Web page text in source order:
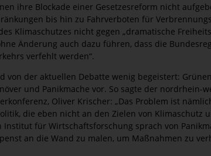
ihre Blockade einer Gesetzesreform nicht
bis hin zu Fahrverboten für
Klimaschutzes nicht gegen „dramatische
Änderung auch dazu führen, dass die
verfehlt werden“.
von der aktuellen Debatte wenig begeistert:
und Panikmache vor. So sagte der nordrhein-
Oliver Krischer: „Das Problem ist
die eben nicht an den Zielen von Klimaschutz
Institut für Wirtschaftsforschung sprach von
an die Wand zu malen, um Maßnahmen zu